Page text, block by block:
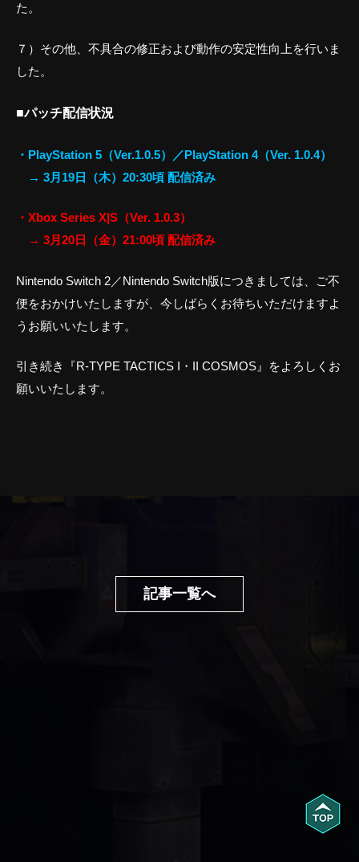
た。
７）その他、不具合の修正および動作の安定性向上を行いま
した。
■パッチ配信状況
・PlayStation 5（Ver.1.0.5）／PlayStation 4（Ver. 1.0.4）
→ 3月19日（木）20:30頃 配信済み
・Xbox Series X|S（Ver. 1.0.3）
→ 3月20日（金）21:00頃 配信済み
Nintendo Switch 2／Nintendo Switch版につきましては、ご不
便をおかけいたしますが、今しばらくお待ちいただけますよ
うお願いいたします。
引き続き『R-TYPE TACTICS I・II COSMOS』をよろしくお
願いいたします。
記事一覧へ